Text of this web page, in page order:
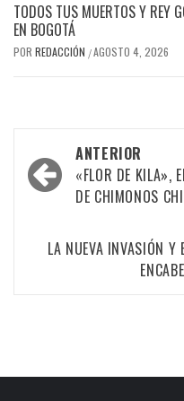
TODOS TUS MUERTOS Y REY
EN BOGOTÁ
POR REDACCIÓN /AGOSTO 4, 2026
Navegación
por
entradas
ANTERIOR
«FLOR DE KILA»,
DE CHIMONOS
LA NUEVA INVASIÓN Y